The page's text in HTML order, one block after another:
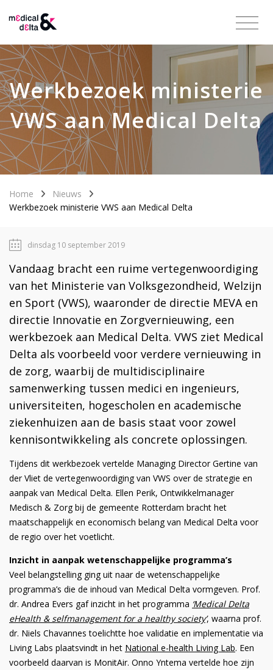
Werkbezoek ministerie
VWS aan Medical Delta
Home
Nieuws
Werkbezoek ministerie VWS aan Medical Delta
dinsdag 10 september 2019
Vandaag bracht een ruime vertegenwoordiging
van het Ministerie van Volksgezondheid, Welzijn
en Sport (VWS), waaronder de directie MEVA en
directie Innovatie en Zorgvernieuwing, een
werkbezoek aan Medical Delta. VWS ziet Medical
Delta als voorbeeld voor verdere vernieuwing in
de zorg, waarbij de multidisciplinaire
samenwerking tussen medici en ingenieurs,
universiteiten, hogescholen en academische
ziekenhuizen aan de basis staat voor zowel
kennisontwikkeling als concrete oplossingen.
Tijdens dit werkbezoek vertelde Managing Director Gertine van
der Vliet de vertegenwoordiging van VWS over de strategie en
aanpak van Medical Delta. Ellen Perik, Ontwikkelmanager
Medisch & Zorg bij de gemeente Rotterdam bracht het
maatschappelijk en economisch belang van Medical Delta voor
de regio over het voetlicht.
Inzicht in aanpak wetenschappelijke programma’s
Veel belangstelling ging uit naar de wetenschappelijke
programma’s die de inhoud van Medical Delta vormgeven. Prof.
dr. Andrea Evers gaf inzicht in het programma ‘Medical Delta
eHealth & selfmanagement for a healthy society’, waarna prof.
dr. Niels Chavannes toelichtte hoe validatie en implementatie via
Living Labs plaatsvindt in het National e-health Living Lab. Een
voorbeeld daarvan is MonitAir. Onno Yntema vertelde hoe zijn